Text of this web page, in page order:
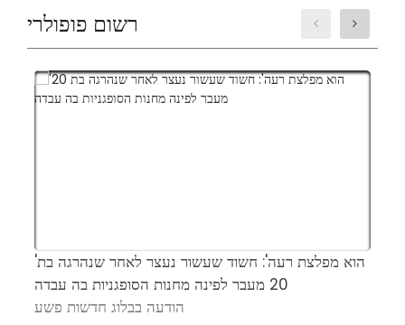
רשום פופולרי
'הוא מפלצת רעה': חשוד שעשור נעצר לאחר שנהרגה בת
20 מעבר לפינה מחנות הסופגניות בה עבדה
הודעה בבלוג חדשות פשע